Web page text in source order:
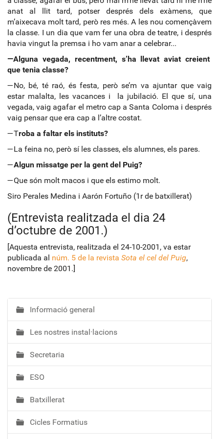
anat al llit tard, potser després dels exàmens, que
m’aixecava molt tard, però res més. A les nou començàvem
la classe. I un dia que vam fer una obra de teatre, i després
havia vingut la premsa i ho vam anar a celebrar...
—Alguna vegada, recentment, s’ha llevat aviat creient
que tenia classe?
—No, bé, té raó, és festa, però se’m va ajuntar que vaig
estar malalta, les vacances i la jubilació. El que sí, una
vegada, vaig agafar el metro cap a Santa Coloma i després
vaig pensar que era cap a l’altre costat.
—Troba a faltar els instituts?
—La feina no, però sí les classes, els alumnes, els pares.
—Algun missatge per la gent del Puig?
—Que són molt macos i que els estimo molt.
Siro Perales Medina i Aarón Fortuño (1r de batxillerat)
(Entrevista realitzada el dia 24
d’octubre de 2001.)
[Aquesta entrevista, realitzada el 24-10-2001, va estar
publicada al núm. 5 de la revista Sota el cel del Puig,
novembre de 2001.]
N
a
v
e
g
a
c
ó
Informació general
Les nostres instal·lacions
Secretaria
ESO
Batxillerat
Cicles Formatius